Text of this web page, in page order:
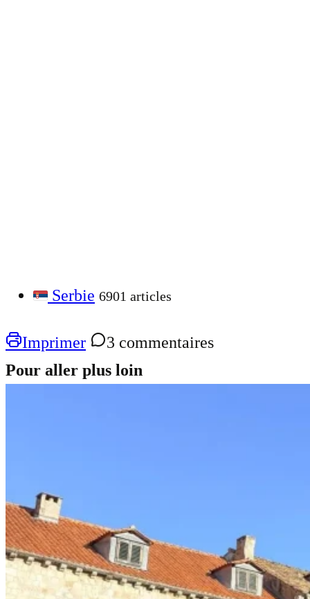
Serbie 6901 articles
Imprimer
3 commentaires
Pour aller plus loin